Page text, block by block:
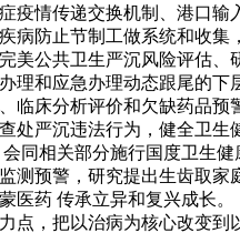
疫情传递交换机制、港口
病防止节制工做系统和收
美公共卫生严沉风险评估
理和应急办理动态跟尾的
临床分析评价和欠缺药品
处严沉违法行为，健全卫
同相关部分施行国度卫生
测预警，研究提出生齿取
医药 传承立异和复兴成长
点，把以治病为核心改变